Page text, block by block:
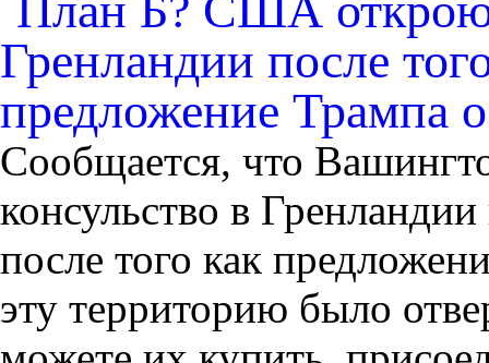
Гренландии после
предложение Трампа
Сообщается, что
консульство в
после того как
эту территорию было